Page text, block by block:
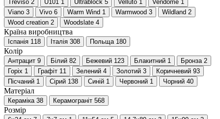
Treviso 2 U101 1 Ultrablock 5 Velluto 1 Vendome 1
Viano 3 Vivo 6 Warm Wind 1 Warmwood 3 Wildland 2
Wood creation 2 Woodslate 4
Країна виробництва
Іспанія 118 Італія 308 Польща 180
Колір
Антрацит 9 Білий 82 Бежевий 123 Блакитний 1 Бронза 2
Горіх 1 Графіт 11 Зелений 4 Золотий 3 Коричневий 93
Пісчаний 1 Сірий 138 Синій 1 Червоний 1 Чорний 40
Матеріал
Кераміка 38 Керамограніт 568
Розмір